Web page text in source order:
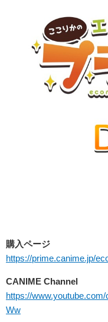
購入ページ
https://prime.canime.jp/
CANIME Channel
https://
Ww